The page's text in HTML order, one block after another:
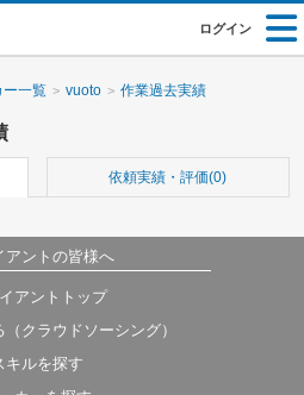
ログイン
ー一覧 vuoto 作業過去実績
依頼実績・評価(0)
アントの皆様へ
アントトップ
クラウドソーシング）
キルを探す